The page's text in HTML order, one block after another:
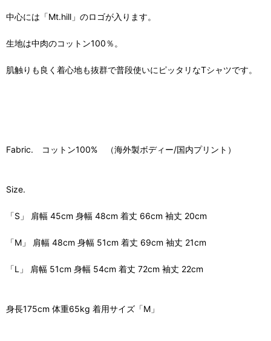
中心には「Mt.hill」のロゴが入ります。
生地は中肉のコットン100％。
肌触りも良く着心地も抜群で普段使いにピッタリなTシャツです。
Fabric. コットン100% （海外製ボディー/国内プリント）
Size.
「S」 肩幅 45cm 身幅 48cm 着丈 66cm 袖丈 20cm
「M」 肩幅 48cm 身幅 51cm 着丈 69cm 袖丈 21cm
「L」 肩幅 51cm 身幅 54cm 着丈 72cm 袖丈 22cm
身長175cm 体重65kg 着用サイズ「M」